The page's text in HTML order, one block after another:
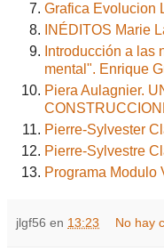
Grafica Evolucion
INÉDITOS Marie
Introducción a las
mental". Enrique
Piera Aulagnier.
Pierre-Sylvester
Pierre-Sylvestre
Programa Modulo
jlgf56 en 13:23 No hay